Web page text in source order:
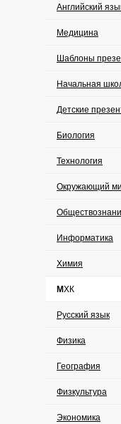
Английский
Медицина
Шаблоны
Начальная
Детские
Биология
Технология
Окружающий
Информатика
Химия
МХК
Русский язык
Физика
География
Физкультура
Экономика